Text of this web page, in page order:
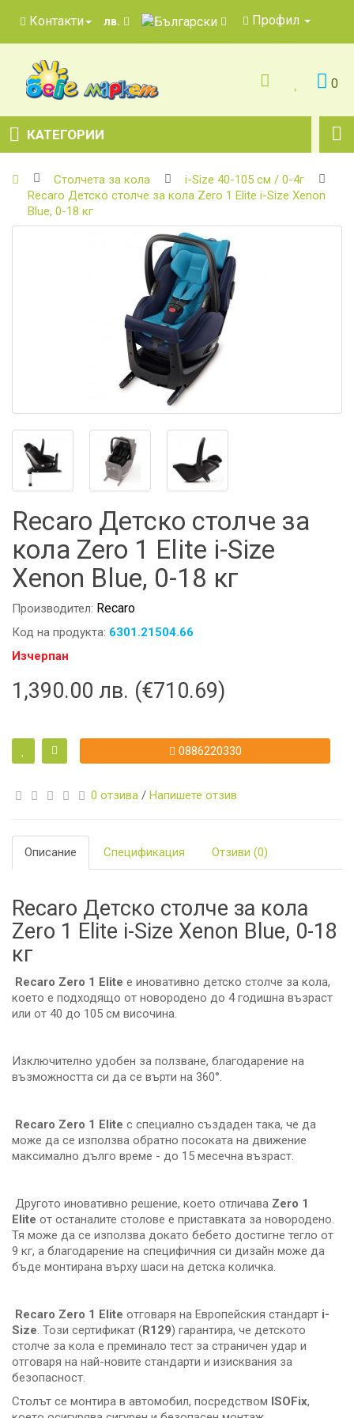
Контакти лв. Профил
0
КАТЕГОРИИ
Столчета за кола
i-Size 40-105 см / 0-4г
Recaro Детско столче за кола Zero 1 Elite i-Size Xenon
Blue, 0-18 кг
Recaro Детско столче за
кола Zero 1 Elite i-Size
Xenon Blue, 0-18 кг
Производител: Recaro
Код на продукта: 6301.21504.66
Изчерпан
1,390.00 лв. (€710.69)
0886220330
0 отзива / Напишете отзив
Описание Спецификация Отзиви (0)
Recaro Детско столче за кола
Zero 1 Elite i-Size Xenon Blue, 0-18
кг
Recaro Zero 1 Elite е иновативно детско столче за кола,
което е подходящо от новородено до 4 годишна възраст
или от 40 дo 105 см височина.
Изключително удобен за ползване, благодарение на
възможността си да се върти на 360°.
Recaro Zero 1 Elite с специално създаден така, че да
може да се използва обратно посоката на движение
максимално дълго време - до 15 месечна възраст.
Другото иновативно решение, което отличава Zero 1
Elite от останалите столове е приставката за новородено.
Тя може да се използва докато бебето достигне тегло от
9 кг, а благодарение на специфичния си дизайн може да
бъде монтирана върху шаси на детска количка.
Recaro Zero 1 Elite отговаря на Европейския стандарт i-
Size. Този сертификат (R129) гарантира, че детското
столче за кола е преминало тест за страничен удар и
отговаря на най-новите стандарти и изисквания за
безопасност.
Столът се монтира в автомобил, посредством ISOFix,